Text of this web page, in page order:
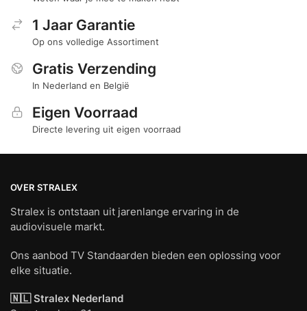
1 Jaar Garantie
Op ons volledige Assortiment
Gratis Verzending
In Nederland en België
Eigen Voorraad
Directe levering uit eigen voorraad
OVER STRALEX
Stralex is ontstaan uit jarenlange ervaring in de
audiovisuele markt.
Ons aanbod TV Standaarden bieden een oplossing voor
elke situatie.
🇳🇱 Stralex Nederland